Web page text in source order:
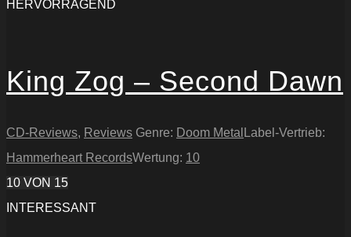
HERVORRAGEND
King Zog – Second Dawn
CD-Reviews, Reviews Genre: Doom Metal Label-Vertrieb:
Hammerheart RecordsWertung: 10
10 VON 15
INTERESSANT